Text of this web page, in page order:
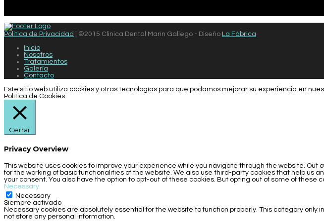
Política de Privacidad | ©2015 Clinica Dental Marín Gallego - Diseño La Fábrica
Inicio
Nosotros
Tratamientos
Galería
Contacto
Este sitio web utiliza cookies y otras tecnologías para que podamos mejorar su experiencia en
Política de Cookies
Cerrar
Privacy Overview
This website uses cookies to improve your experience while you navigate through the website.
for the working of basic functionalities of the website. We also use third-party cookies that help us
your consent. You also have the option to opt-out of these cookies. But opting out of some of these
Necessary
Necessary
Siempre activado
Necessary cookies are absolutely essential for the website to function properly. This category
not store any personal information.